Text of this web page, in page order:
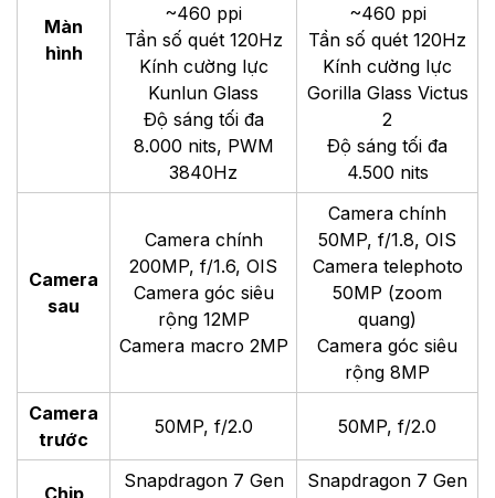
Màn
hình
~460 ppi
Tần số quét 120Hz
Kính cường lực
Kunlun Glass
Độ sáng tối đa
8.000 nits, PWM
3840Hz
~460 ppi
Tần số quét 120Hz
Kính cường lực
Gorilla Glass Victus
2
Độ sáng tối đa
4.500 nits
Camera
sau
Camera chính
200MP, f/1.6, OIS
Camera góc siêu
rộng 12MP
Camera macro 2MP
Camera chính
50MP, f/1.8, OIS
Camera telephoto
50MP (zoom
quang)
Camera góc siêu
rộng 8MP
Camera
trước
50MP, f/2.0 50MP, f/2.0
Chip
Snapdragon 7 Gen
Snapdragon 7 Gen